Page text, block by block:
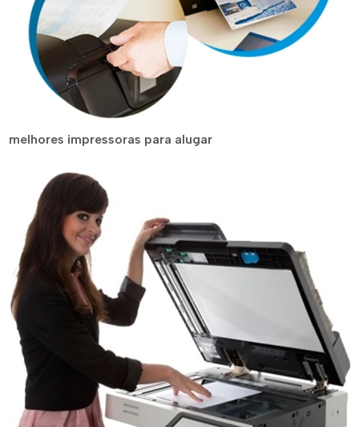
melhores impressoras para alugar